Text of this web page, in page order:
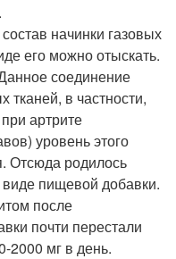
начинки газовых
его можно отыскать.
соединение
тканей, в частности,
артрите
уровень этого
Отсюда родилось
пищевой добавки.
после
почти перестали
2000 мг в день.